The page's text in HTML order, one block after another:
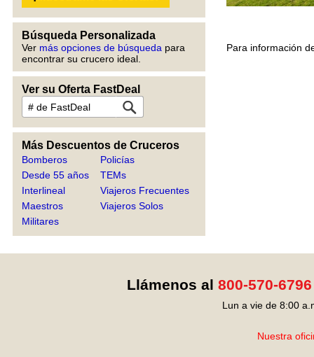
Búsqueda Personalizada
Ver más opciones de búsqueda para
encontrar su crucero ideal.
Ver su Oferta FastDeal
Más Descuentos de Cruceros
Bomberos
Desde 55 años
Interlineal
Maestros
Militares
Policías
TEMs
Viajeros Frecuentes
Viajeros Solos
Para información
Llámenos al 800-570-6796
Lun a vie de 8:00
Nuestra